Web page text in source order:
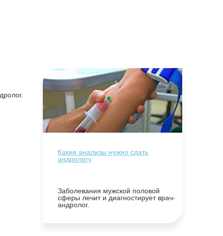
Какие анализы нужно сдать
андрологу
Заболевания мужской половой
сферы лечит и диагностирует врач-
андролог.